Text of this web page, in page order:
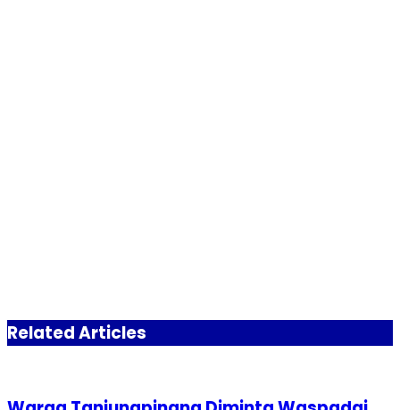
Related Articles